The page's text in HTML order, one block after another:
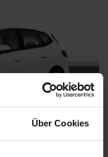
Über Cookies